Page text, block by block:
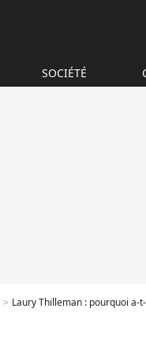
SOCIÉTÉ
Laury Thilleman : pourquoi a-